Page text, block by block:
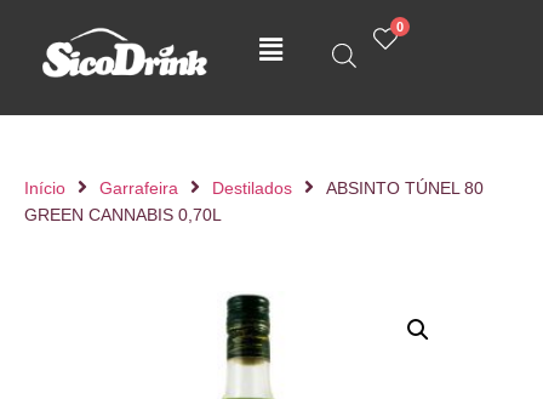
0
Início Garrafeira Destilados
ABSINTO TÚNEL 80
GREEN CANNABIS 0,70L